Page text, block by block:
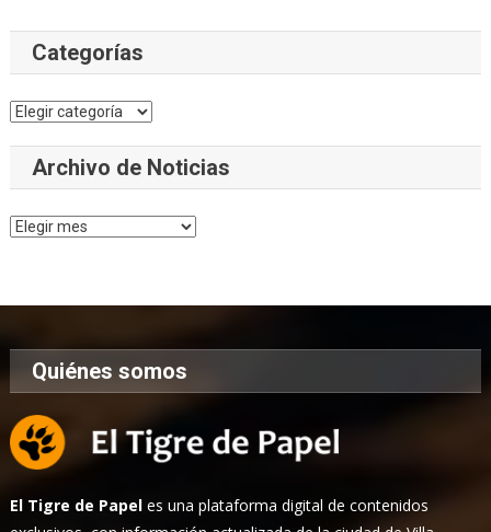
Categorías
Categorías
Archivo de Noticias
Archivo
Quiénes somos
El Tigre de Papel es una plataforma digital de contenidos